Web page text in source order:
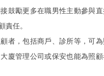
鼓勵更多在職男性主動參與
責任。
者，包括商戶、診所等，可
廈管理公司或保安也能為照